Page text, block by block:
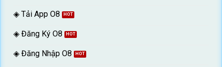
◈ Tải App O8
◈ Đăng Ký O8
◈ Đăng Nhập O8